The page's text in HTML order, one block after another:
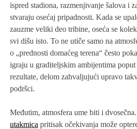
ispred stadiona, razmenjivanje šalova i
stvaraju osećaj pripadnosti. Kada se
zauzme veliki deo tribine, oseća se
svi dišu isto. To ne utiče samo na
o „prednosti domaćeg terena“ često
igraju u graditeljskim ambijentima
rezultate, delom zahvaljujući upravo
podršci.
Međutim, atmosfera ume biti i
utakmica pritisak očekivanja može